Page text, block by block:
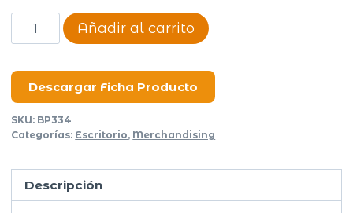
Boligrafo
Clisé
Añadir al carrito
Descargar Ficha Producto
SKU: BP334
Categorías: Escritorio, Merchandising
Descripción